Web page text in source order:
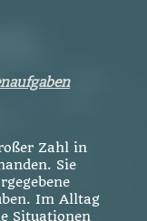
Zahl in
Sie
Im Alltag
Situationen